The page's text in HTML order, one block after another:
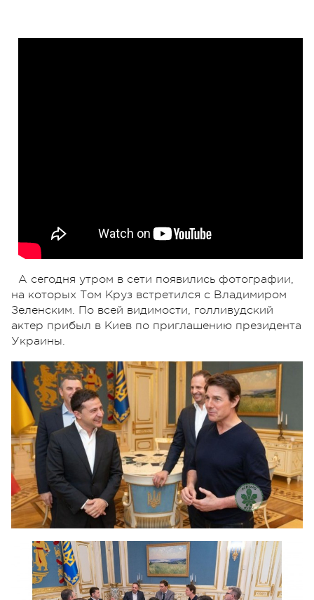
А сегодня утром в сети появились фотографии,
на которых Том Круз встретился с Владимиром
Зеленским. По всей видимости, голливудский
актер прибыл в Киев по приглашению президента
Украины.